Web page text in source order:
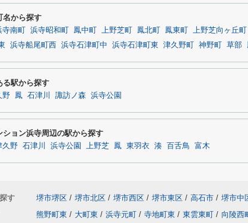
名から探す
寺南町 浜寺昭和町 鳳中町 上野芝町 鳳北町 鳳東町 上野芝向ヶ丘町
浜寺船尾町西 浜寺石津町中 浜寺石津町東 津久野町 神野町 草部
る駅から探す
野 鳳 石津川 諏訪ノ森 浜寺公園
ション浜寺周辺の駅から探す
久野 石津川 浜寺公園 上野芝 鳳 東羽衣 湊 百舌鳥 富木
す 堺市堺区 / 堺市北区 / 堺市西区 / 堺市東区 / 高石市 / 堺市中
熊野町東 / 大町東 / 浜寺元町 / 寺地町東 / 東雲東町 / 向陵西